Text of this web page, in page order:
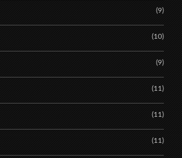
(9)
(10)
(9)
(11)
(11)
(11)